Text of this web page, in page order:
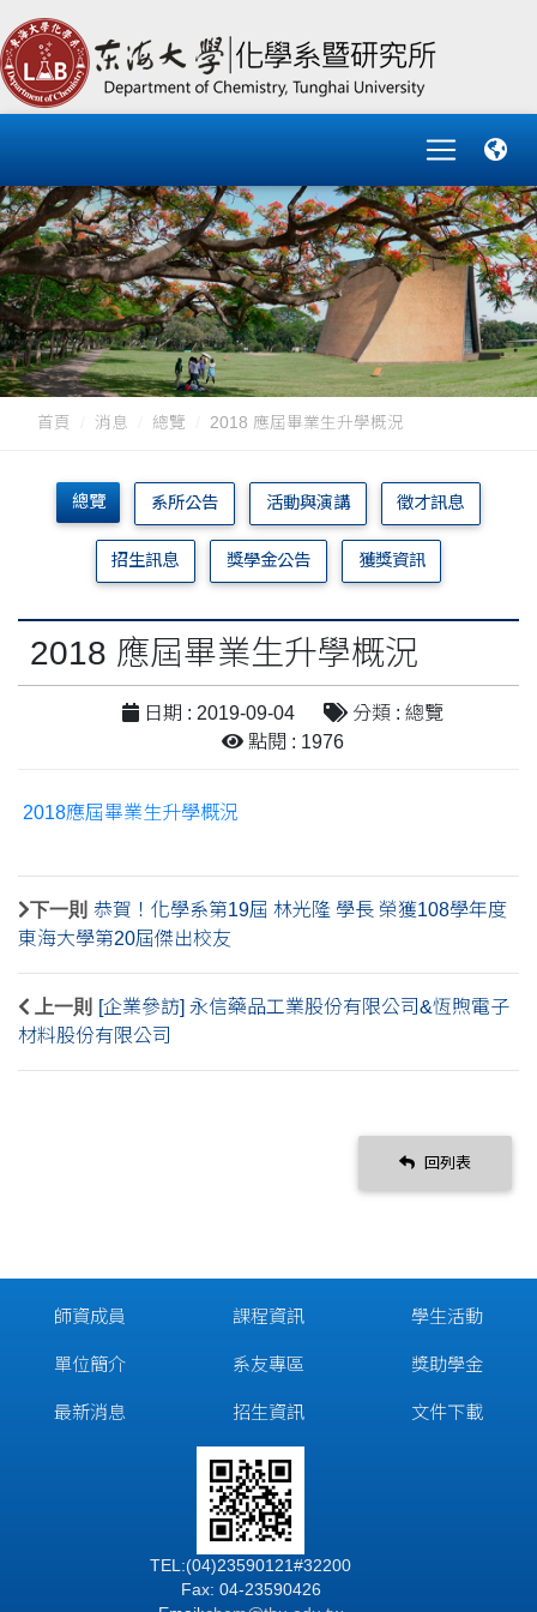
首頁 消息 總覽 2018 應屆畢業生升學概況
總覽 系所公告 活動與演講 徵才訊息
招生訊息 獎學金公告 獲獎資訊
2018 應屆畢業生升學概況
日期 : 2019-09-04
分類 : 總覽
點閱 : 1976
2018應屆畢業生升學概況
下一則 恭賀！化學系第19屆 林光隆 學長 榮獲108學年度
東海大學第20屆傑出校友
上一則
[企業參訪] 永信藥品工業股份有限公司&恆煦電子
材料股份有限公司
回列表
師資成員
單位簡介
最新消息
課程資訊
系友專區
招生資訊
學生活動
獎助學金
文件下載
TEL:(04)23590121#32200
Fax: 04-23590426